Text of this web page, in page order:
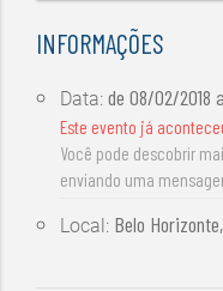
INFORMAÇÕES
Data:de08/02/2018 a
Este evento já
Você pode descobrir
enviando uma
Local: Belo